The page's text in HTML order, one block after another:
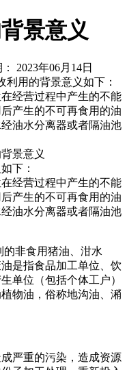
景意义
2023年06月14日
利用的背景意义如下：
经营过程中产生的不能
产生的不可再食用的油
油水分离器或者隔油池
景意义
下：
经营过程中产生的不能
产生的不可再食用的油
油水分离器或者隔油池
非食用猪油、泔水
是指食品加工单位、饮
单位（包括个体工户）
物油，俗称地沟油、潲
严重的污染，造成资源